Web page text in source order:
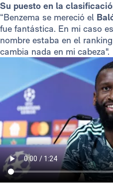
Su puesto en la
“Benzema se mereció el
fue fantástica. En mi caso
nombre estaba en el
cambia nada en mi cabeza".